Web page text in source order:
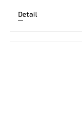
Detail